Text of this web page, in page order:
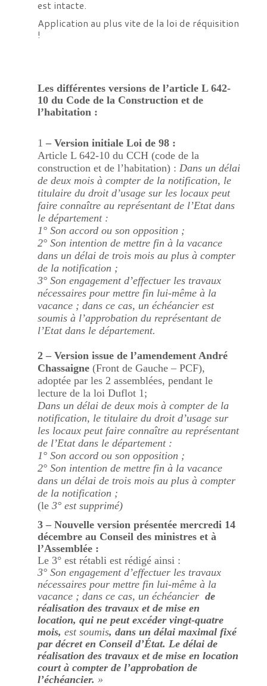
est intacte.
Application au plus vite de la loi de réquisition
!
Les différentes versions de l’article L 642-
10 du Code de la Construction et de
l’habitation :
1 – Version initiale Loi de 98 :
Article L 642-10 du CCH (code de la
construction et de l’habitation) : Dans un délai
de deux mois à compter de la notification, le
titulaire du droit d’usage sur les locaux peut
faire connaître au représentant de l’Etat dans
le département :
1° Son accord ou son opposition ;
2° Son intention de mettre fin à la vacance
dans un délai de trois mois au plus à compter
de la notification ;
3° Son engagement d’effectuer les travaux
nécessaires pour mettre fin lui-même à la
vacance ; dans ce cas, un échéancier est
soumis à l’approbation du représentant de
l’Etat dans le département.
2 – Version issue de l’amendement André
Chassaigne (Front de Gauche – PCF),
adoptée par les 2 assemblées, pendant le
lecture de la loi Duflot 1;
Dans un délai de deux mois à compter de la
notification, le titulaire du droit d’usage sur
les locaux peut faire connaître au représentant
de l’Etat dans le département :
1° Son accord ou son opposition ;
2° Son intention de mettre fin à la vacance
dans un délai de trois mois au plus à compter
de la notification ;
(le 3° est supprimé)
3 – Nouvelle version présentée mercredi 14
décembre au Conseil des ministres et à
l’Assemblée :
Le 3° est rétabli est rédigé ainsi :
3° Son engagement d’effectuer les travaux
nécessaires pour mettre fin lui-même à la
vacance ; dans ce cas, un échéancier de
réalisation des travaux et de mise en
location, qui ne peut excéder vingt-quatre
mois, est soumis, dans un délai maximal fixé
par décret en Conseil d’État. Le délai de
réalisation des travaux et de mise en location
court à compter de l’approbation de
l’échéancier. »